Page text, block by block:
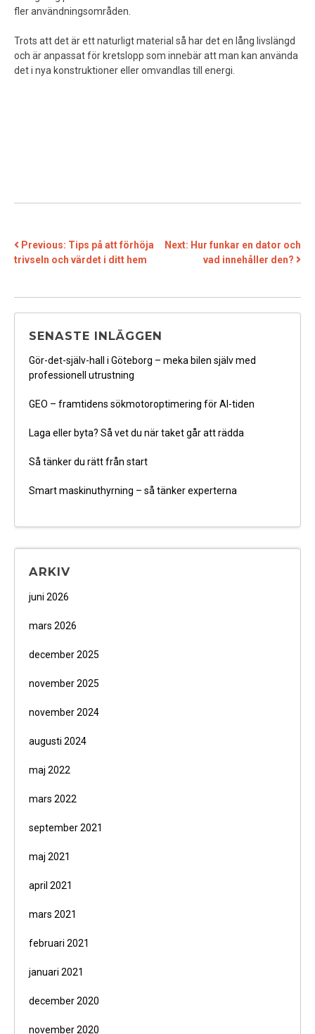
fler användningsområden.
Trots att det är ett naturligt material så har det en lång livslängd
och är anpassat för kretslopp som innebär att man kan använda
det i nya konstruktioner eller omvandlas till energi.
INLÄGGSNAVIGERING
Previous: Tips på att förhöja
trivseln och värdet i ditt hem
Next: Hur funkar en dator och
vad innehåller den?
SENASTE INLÄGGEN
Gör-det-själv-hall i Göteborg – meka bilen själv med
professionell utrustning
GEO – framtidens sökmotoroptimering för AI-tiden
Laga eller byta? Så vet du när taket går att rädda
Så tänker du rätt från start
Smart maskinuthyrning – så tänker experterna
ARKIV
juni 2026
mars 2026
december 2025
november 2025
november 2024
augusti 2024
maj 2022
mars 2022
september 2021
maj 2021
april 2021
mars 2021
februari 2021
januari 2021
december 2020
november 2020